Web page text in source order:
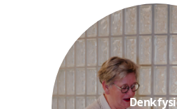
cursussen
Gerenommeerde,